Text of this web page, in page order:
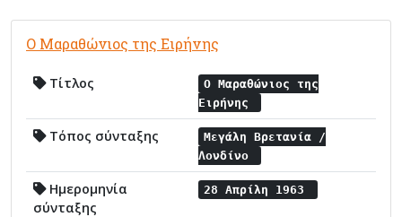
Ο Μαραθώνιος της Ειρήνης
Τίτλος
Ο Μαραθώνιος της
Ειρήνης
Τόπος σύνταξης
Μεγάλη Βρετανία /
Λονδίνο
Ημερομηνία
σύνταξης
28 Απρίλη 1963